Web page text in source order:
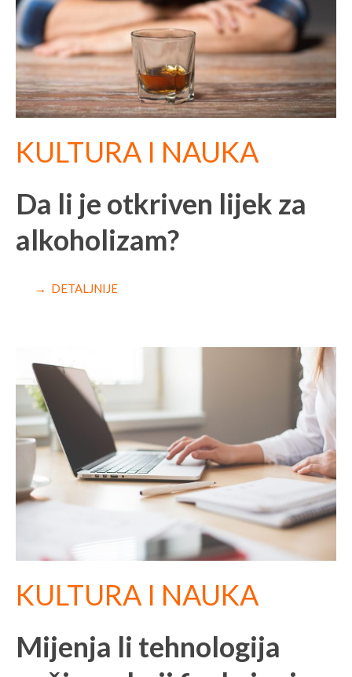
KULTURA I NAUKA
Da li je otkriven lijek za
alkoholizam?
→ DETALJNIJE
KULTURA I NAUKA
Mijenja li tehnologija